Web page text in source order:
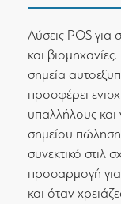
Λύσεις POS για
και
σημεία
προσφέρει
υπαλλήλους και
σημείου
συνεκτικό στιλ
προσαρμογή για
και όταν